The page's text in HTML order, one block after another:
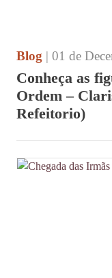
Blog | 01 de
Conheça as
Ordem –
Refeitorio)